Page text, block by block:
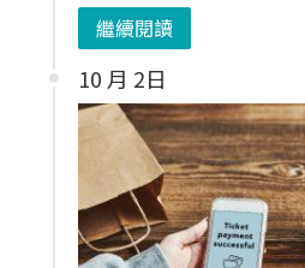
繼續閱讀
10 月 2日